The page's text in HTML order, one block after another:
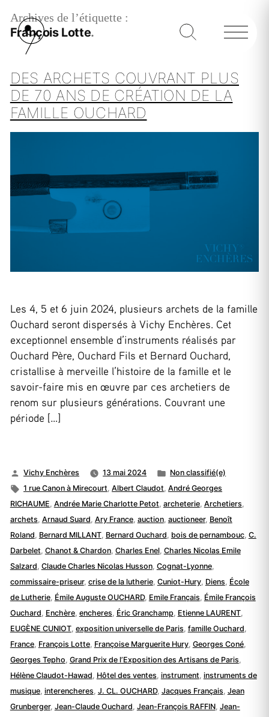
Archives de l’étiquette :
François Lotte
DES ARCHETS COUVRANT PLUS
DE 70 ANS DE CRÉATION DE LA
FAMILLE OUCHARD
Les 4, 5 et 6 juin 2024, plusieurs archets de la famille
Ouchard seront dispersés à Vichy Enchères. Cet
exceptionnel ensemble d’instruments réalisés par
Ouchard Père, Ouchard Fils et Bernard Ouchard,
cristallise à merveille l’histoire de la famille et le
savoir-faire mis en œuvre par ces archetiers de
renom sur plusieurs générations. Couvrant une
période […]
Publié
par
Vichy Enchères 13 mai 2024
Publié
dans
Non classifié(e)
Étiquettes :
1 rue Canon à Mirecourt,Albert Claudot,André Georges
RICHAUME, Andrée Marie Charlotte Petot, archeterie, Archetiers,
archets, Arnaud Suard, Ary France, auction, auctioneer, Benoît
Roland, Bernard MILLANT, Bernard Ouchard, bois de pernambouc, C.
Darbelet, Chanot & Chardon, Charles Enel, Charles Nicolas Emile
Salzard, Claude Charles Nicolas Husson, Cognat-Lyonne,
commissaire-priseur, crise de la lutherie, Cuniot-Hury, Diens, École
de Lutherie, Émile Auguste OUCHARD, Emile Français, Émile François
Ouchard, Enchère, encheres, Éric Granchamp, Etienne LAURENT,
EUGÈNE CUNIOT, exposition universelle de Paris, famille Ouchard,
France, François Lotte, Françoise Marguerite Hury, Georges Coné,
Georges Tepho, Grand Prix de l’Exposition des Artisans de Paris,
Hélène Claudot-Hawad, Hôtel des ventes, instrument, instruments de
musique, interencheres, J. CL. OUCHARD, Jacques Français, Jean
Grunberger, Jean-Claude Ouchard, Jean-François RAFFIN, Jean-